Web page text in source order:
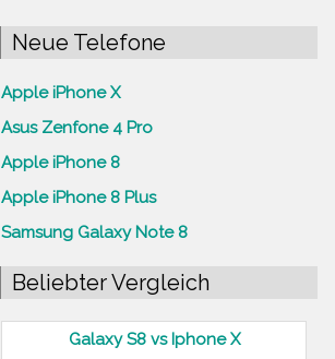
Neue Telefone
Apple iPhone X
Asus Zenfone 4 Pro
Apple iPhone 8
Apple iPhone 8 Plus
Samsung Galaxy Note 8
Beliebter Vergleich
Galaxy S8 vs Iphone X